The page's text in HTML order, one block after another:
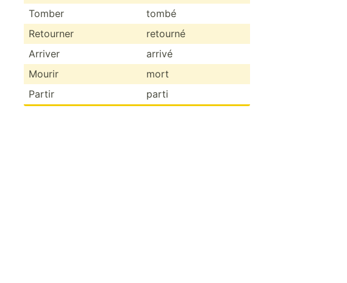
Tomber
tombé
Retourner
retourné
Arriver
arrivé
Mourir
mort
Partir
parti